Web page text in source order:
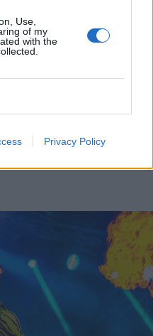
Use,
of my
with the
Privacy Policy
vezettek